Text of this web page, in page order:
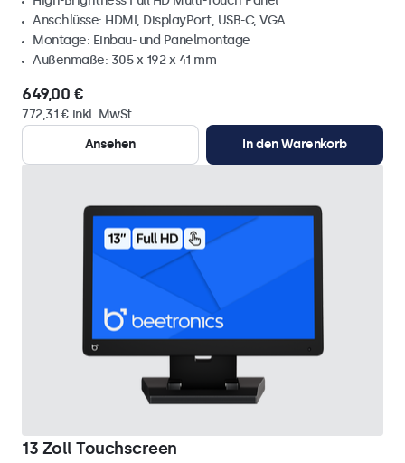
Anschlüsse: HDMI, DisplayPort, USB-C, VGA
Montage: Einbau- und Panelmontage
Außenmaße: 305 x 192 x 41 mm
649,00 €
772,31 € inkl. MwSt.
Ansehen
In den Warenkorb
13 Zoll Touchscreen